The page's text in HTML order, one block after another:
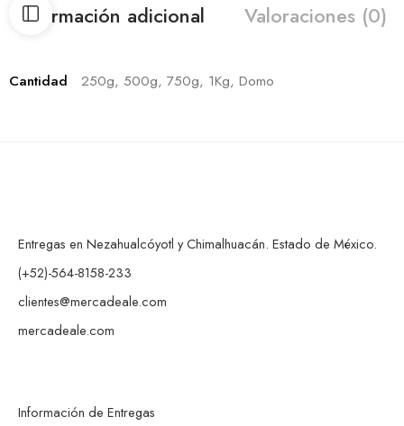
Información adicional Valoraciones (0)
Cantidad 250g, 500g, 750g, 1Kg, Domo
Entregas en Nezahualcóyotl y Chimalhuacán. Estado de México.
(+52)-564-8158-233
clientes@mercadeale.com
mercadeale.com
Información de Entregas